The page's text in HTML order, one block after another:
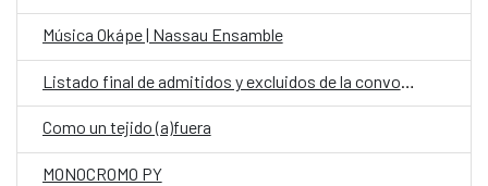
Música Okápe | Nassau Ensamble
Listado final de admitidos y excluidos de la convocatoria: personal fijo en la Oficina de Cooperación Española (OCE) en la categoría de Chofer
Como un tejido (a)fuera
MONOCROMO PY